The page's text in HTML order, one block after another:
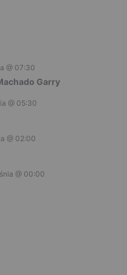
@ 07:30
Garry
@ 05:30
@ 02:00
@ 00:00